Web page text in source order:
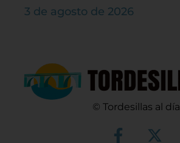
3 de agosto de 2026
© Tordesillas al día